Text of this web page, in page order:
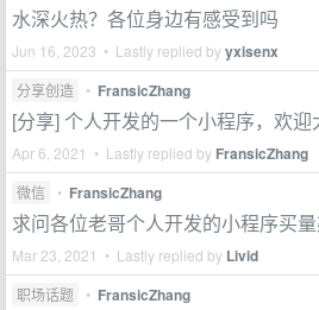
水深火热？各位身边有感受到吗
Jun 16, 2023 • Lastly replied byyxisenx
分享创造 • FransicZhang
[分享] 个人开发的一个小程序，欢迎
Apr 6, 2021 • Lastly replied by FransicZhang
微信 • FransicZhang
求问各位老哥个人开发的小程序买
Mar 23, 2021 • Lastly replied by Livid
职场话题 • FransicZhang